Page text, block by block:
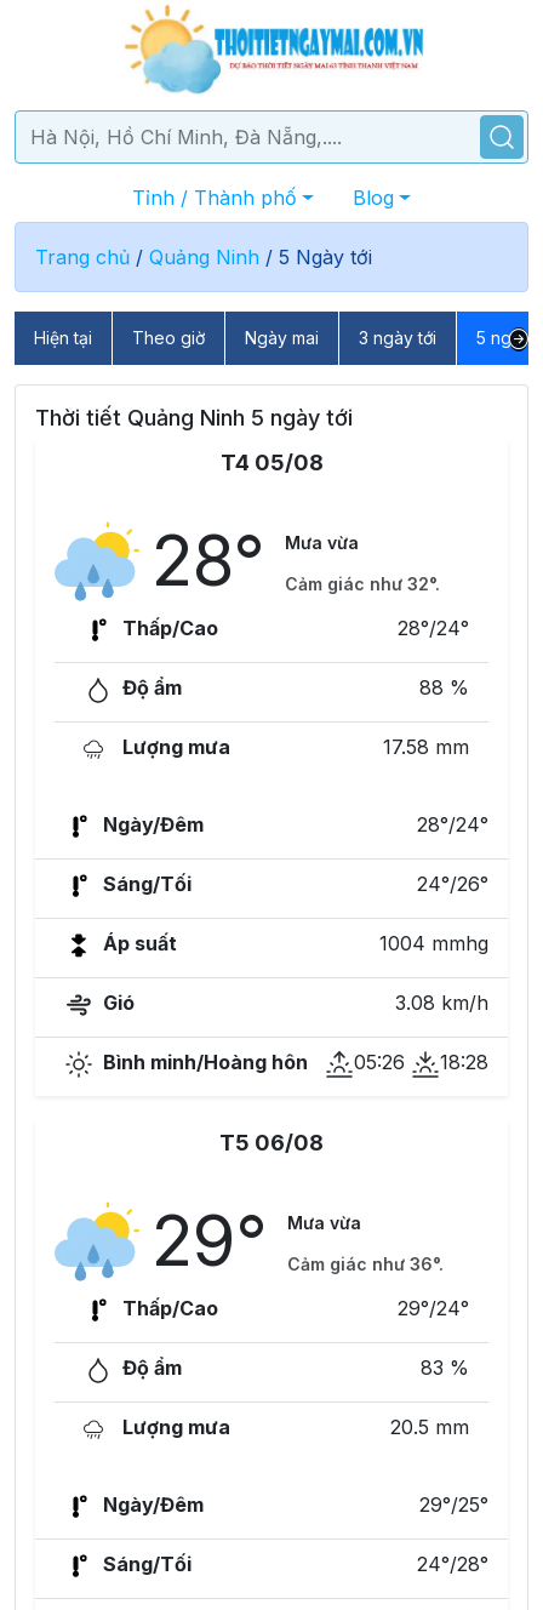
Tỉnh / Thành phố Blog
Trang chủ / Quảng Ninh / 5 Ngày tới
Hiện tại Theo giờ Ngày mai 3 ngày tới 5 ngày
Thời tiết Quảng Ninh 5 ngày tới
T4 05/08
28°
Mưa vừa
Cảm giác như 32°.
Thấp/Cao 28°/24°
Độ ẩm 88 %
Lượng mưa 17.58 mm
Ngày/Đêm 28°/24°
Sáng/Tối 24°/26°
Áp suất 1004 mmhg
Gió 3.08 km/h
Bình minh/Hoàng hôn 05:26 18:28
T5 06/08
29°
Mưa vừa
Cảm giác như 36°.
Thấp/Cao 29°/24°
Độ ẩm 83 %
Lượng mưa 20.5 mm
Ngày/Đêm 29°/25°
Sáng/Tối 24°/28°